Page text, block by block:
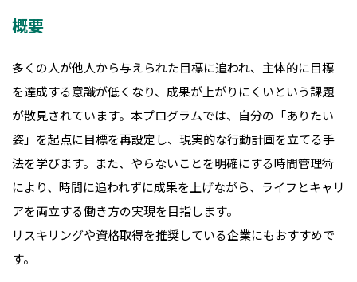
概要
多くの人が他人から与えられた目標に追われ、主体的に目標
を達成する意識が低くなり、成果が上がりにくいという課題
が散見されています。本プログラムでは、自分の「ありたい
姿」を起点に目標を再設定し、現実的な行動計画を立てる手
法を学びます。また、やらないことを明確にする時間管理術
により、時間に追われずに成果を上げながら、ライフとキャリ
アを両立する働き方の実現を目指します。
リスキリングや資格取得を推奨している企業にもおすすめで
す。